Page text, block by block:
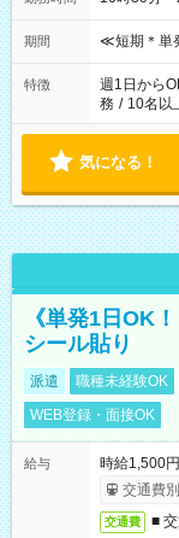
期間 ≪短期＊単
特徴 週1日から
務 / 10名以
気になる！
《単発1日OK
シール貼り
派遣 職種未経験OK
WEB登録・面接OK
給与
時給1,500
交通費
交通費 ■